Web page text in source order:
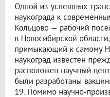
Одной из успешных
наукограда к
Кольцово — рабочий
в Новосибирской
примыкающий к самому
наукоград известен
расположен научный
были разработаны
19. Помимо научно-